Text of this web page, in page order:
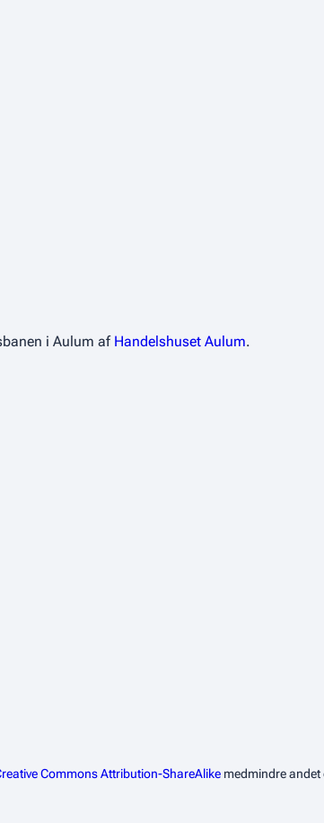
i Aulum af Handelshuset Aulum.
Commons Attribution-ShareAlike medmindre andet